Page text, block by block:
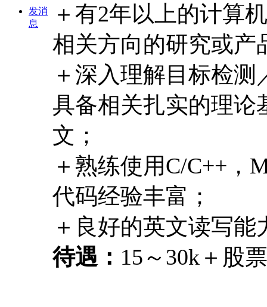
发消
息
＋有2年以上的计算
相关方向的研究或产
＋深入理解目标检
具备相关扎实的理论
文；
＋熟练使用C/C++，
代码经验丰富；
＋良好的英文读写能
待遇： 15～30k＋股票